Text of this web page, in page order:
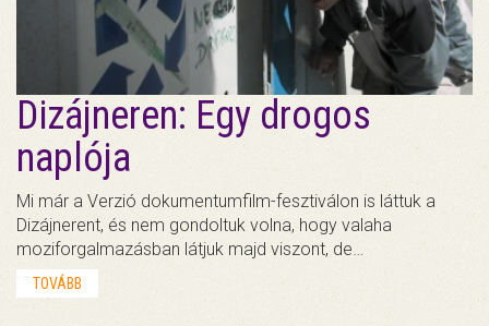
Dizájneren: Egy drogos
naplója
Mi már a Verzió dokumentumfilm-fesztiválon is láttuk a
Dizájnerent, és nem gondoltuk volna, hogy valaha
moziforgalmazásban látjuk majd viszont, de…
TOVÁBB